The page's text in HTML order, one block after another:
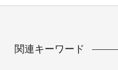
関連キーワード